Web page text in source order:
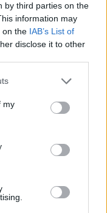
by third parties on the
information may
on the IAB’s List of
disclose it to other
my
psikologët